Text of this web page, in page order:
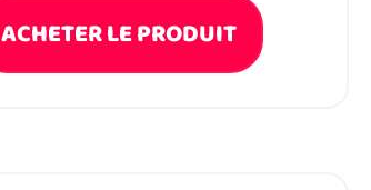
ACHETER LE PRODUIT